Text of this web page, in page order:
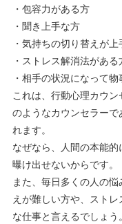
・包容力がある方
・聞き上手な方
・気持ちの切り替えが
・ストレス解消法がある
・相手の状況になって
これは、行動心理カウ
のようなカウンセラー
れます。
なぜなら、人間の本能
曝け出せないからです。
また、毎日多くの人の
えが難しい方や、スト
な仕事と言えるでしょう。